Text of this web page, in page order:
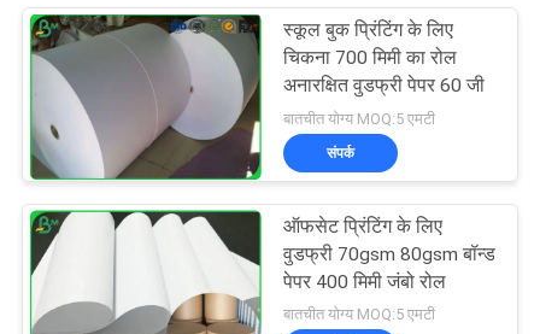
स्कूल बुक प्रिंटिंग के लिए
चिकना 700 मिमी का रोल
अनारक्षित वुडफ्री पेपर 60 जी
बातचीत योग्य MOQ:5 एमटी
संपर्क
ऑफसेट प्रिंटिंग के लिए
वुडफ्री 70gsm 80gsm बॉन्ड
पेपर 400 मिमी जंबो रोल
बातचीत योग्य MOQ:5 एमटी